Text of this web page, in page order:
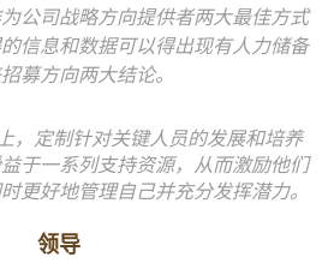
公司战略方向提供者两大最佳方式
信息和数据可以得出现有人力储备
募方向两大结论。
，定制针对关键人员的发展和培养
于一系列支持资源，从而激励他们
更好地管理自己并充分发挥潜力。
领导